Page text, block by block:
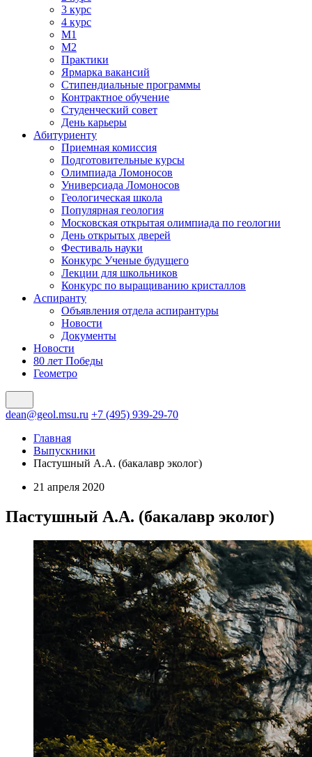
3 курс
4 курс
М1
М2
Практики
Ярмарка вакансий
Стипендиальные программы
Контрактное обучение
Студенческий совет
День карьеры
Абитуриенту
Приемная комиссия
Подготовительные курсы
Олимпиада Ломоносов
Универсиада Ломоносов
Геологическая школа
Популярная геология
Московская открытая олимпиада по геологии
День открытых дверей
Фестиваль науки
Конкурс Ученые будущего
Лекции для школьников
Конкурс по выращиванию кристаллов
Аспиранту
Объявления отдела аспирантуры
Новости
Документы
Новости
80 лет Победы
Геометро
dean@geol.msu.ru +7 (495) 939-29-70
Главная
Выпускники
Пастушный А.А. (бакалавр эколог)
21 апреля 2020
Пастушный А.А. (бакалавр эколог)